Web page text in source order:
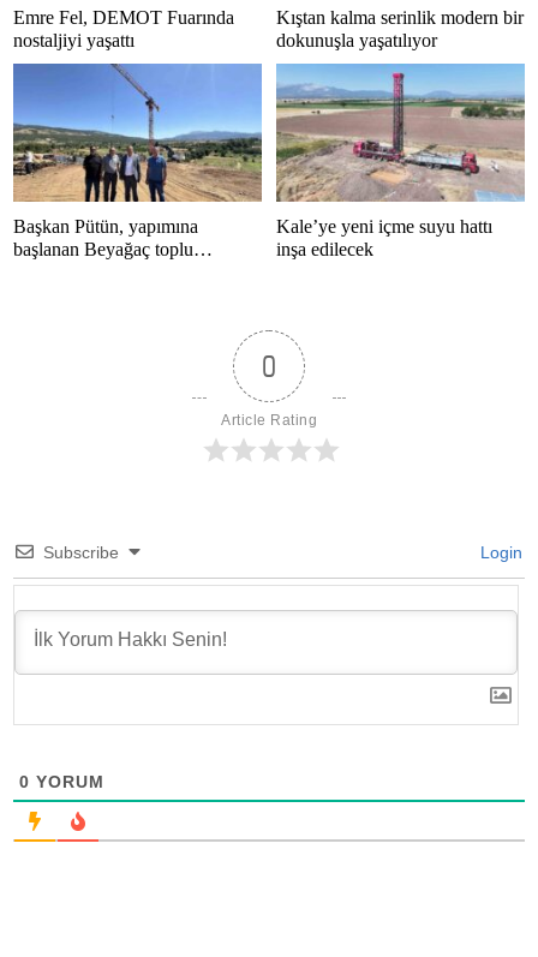
Emre Fel, DEMOT Fuarında
nostaljiyi yaşattı
Kıştan kalma serinlik modern bir
dokunuşla yaşatılıyor
Başkan Pütün, yapımına
başlanan Beyağaç toplu
Kale’ye yeni içme suyu hattı
inşa edilecek
0
Article Rating
Subscribe Login
0 YORUM